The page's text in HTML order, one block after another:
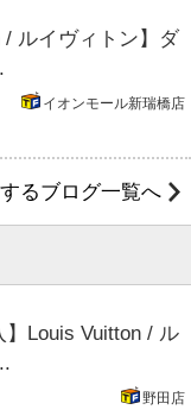
/ ルイヴィトン】ダ
イオンモール新瑞橋店
るブログ一覧へ
】Louis Vuitton / ル
野田店